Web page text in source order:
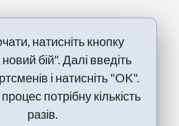
натисніть кнопку
бій". Далі введіть
і натисніть "OK".
потрібну кількість
разів.